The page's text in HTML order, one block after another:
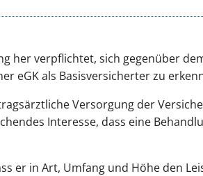
her verpflichtet, sich gegenüber
eGK als Basisversicherter zu
Versorgung der
Interesse, dass eine
er in Art, Umfang und Höhe den